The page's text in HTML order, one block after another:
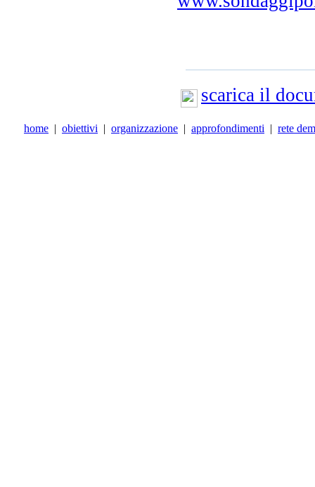
scarica il
home | obiettivi | organizzazione | approfondimenti | rete